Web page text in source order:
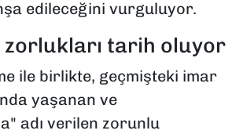
edileceğini vurguluyor.
zorlukları tarih oluyor
ile birlikte, geçmişteki imar
yaşanan ve
adı verilen zorunlu